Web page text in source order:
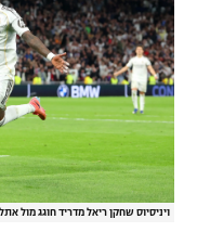
לוח דרושים – ג'ובנט
תגיות
המגזין
ויניסיוס שחקן ריאל מדריד חוגג מול